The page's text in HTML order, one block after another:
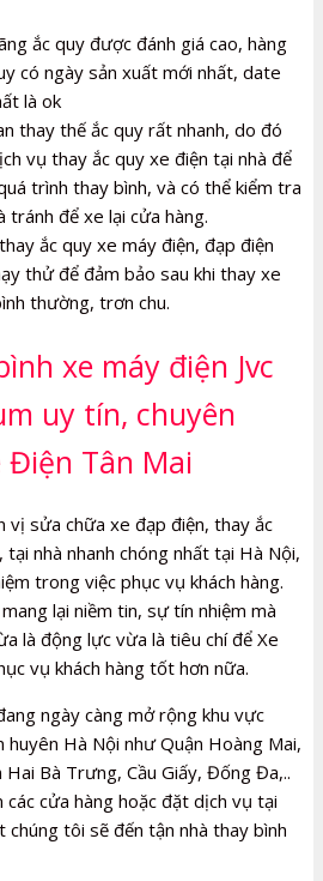
ắc quy được đánh giá cao, hàng
có ngày sản xuất mới nhất, date
là ok
thay thế ắc quy rất nhanh, do đó
vụ thay ắc quy xe điện tại nhà để
trình thay bình, và có thể kiểm tra
tránh để xe lại cửa hàng.
ắc quy xe máy điện, đạp điện
thử để đảm bảo sau khi thay xe
thường, trơn chu.
xe máy điện Jvc
uy tín, chuyên
Điện Tân Mai
vị sửa chữa xe đạp điện, thay ắc
nhà nhanh chóng nhất tại Hà Nội,
trong việc phục vụ khách hàng.
lại niềm tin, sự tín nhiệm mà
là động lực vừa là tiêu chí để Xe
vụ khách hàng tốt hơn nữa.
ngày càng mở rộng khu vực
huyên Hà Nội như Quận Hoàng Mai,
Hai Bà Trưng, Cầu Giấy, Đống Đa,..
các cửa hàng hoặc đặt dịch vụ tại
chúng tôi sẽ đến tận nhà thay bình